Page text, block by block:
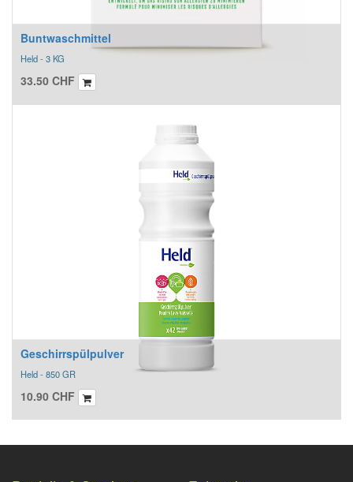
Buntwaschmittel
Held - 3 KG
33.50 CHF
Geschirrspülpulver
Held - 850 GR
10.90 CHF